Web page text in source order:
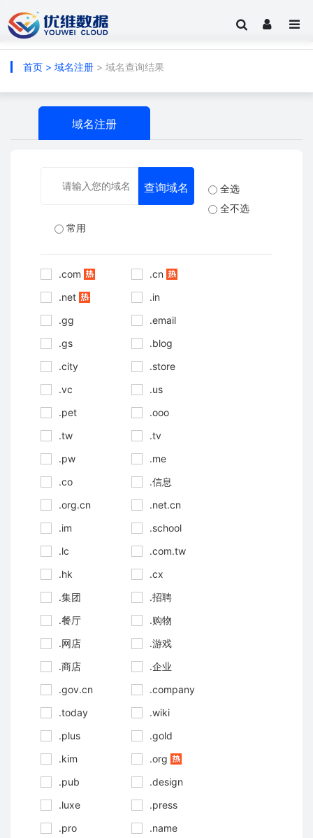
首页 > 域名注册 > 域名查询结果
域名注册
全选
全不选
常用
.com
.cn
.net
.in
.gg
.email
.gs
.blog
.city
.store
.vc
.us
.pet
.ooo
.tw
.tv
.pw
.me
.co
.信息
.org.cn
.net.cn
.im
.school
.lc
.com.tw
.hk
.cx
.集团
.招聘
.餐厅
.购物
.网店
.游戏
.商店
.企业
.gov.cn
.company
.today
.wiki
.plus
.gold
.kim
.org
.pub
.design
.luxe
.press
.pro
.name